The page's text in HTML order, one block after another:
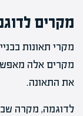
מקרים
מקרי תאונות
מקרים אלה
את התאונה.
לדוגמה, מקרה שבו